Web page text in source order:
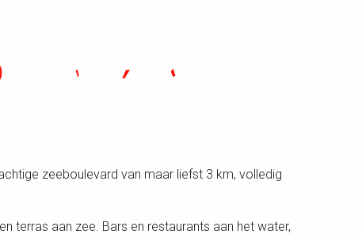
zeeboulevard van maar liefst 3 km, volledig
terras aan zee. Bars en restaurants aan het water,